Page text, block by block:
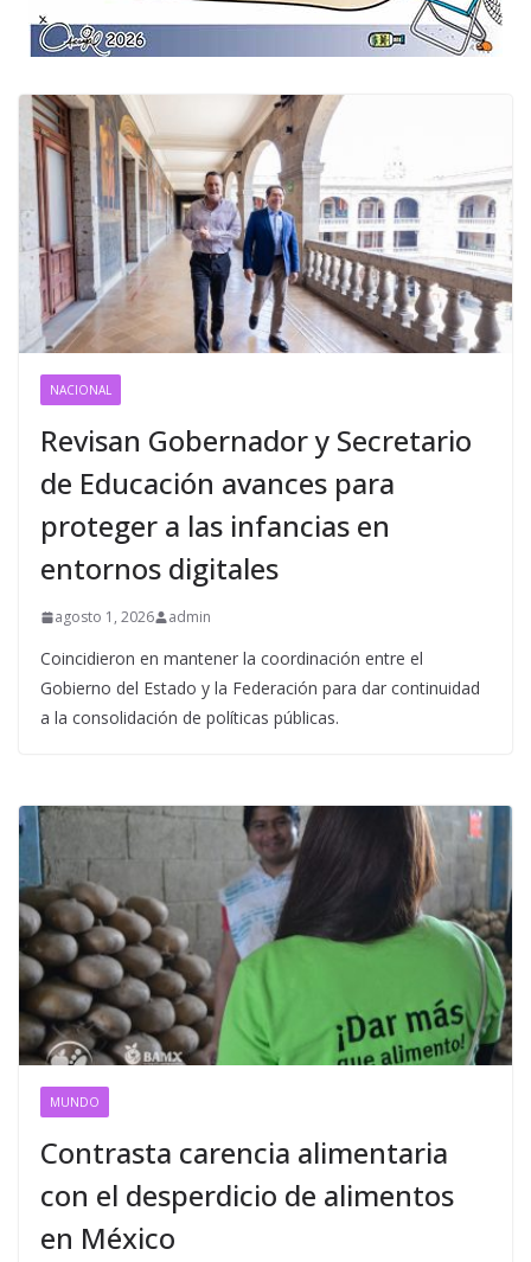
NACIONAL
Revisan Gobernador y Secretario
de Educación avances para
proteger a las infancias en
entornos digitales
agosto 1, 2026 admin
Coincidieron en mantener la coordinación entre el
Gobierno del Estado y la Federación para dar continuidad
a la consolidación de políticas públicas.
MUNDO
Contrasta carencia alimentaria
con el desperdicio de alimentos
en México